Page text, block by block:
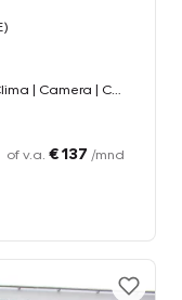
of v.a. € 137 /mnd